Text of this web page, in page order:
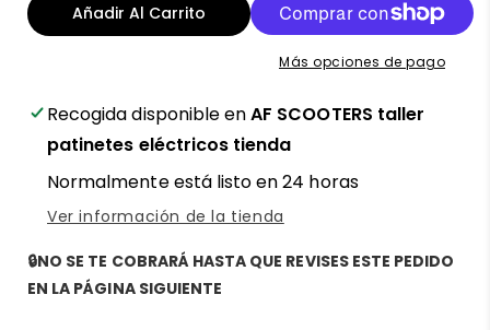
Añadir Al Carrito
Más opciones de pago
Recogida disponible enAF SCOOTERS taller
patinetes eléctricos tienda
Normalmente está listo en 24 horas
Ver información de la tienda
🔒NO SE TE COBRARÁ HASTA QUE REVISES ESTE PEDIDO
EN LA PÁGINA SIGUIENTE